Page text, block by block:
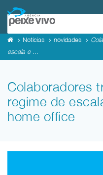
Notícias novidades
escala e ...
Colaboradores
regime de
home office